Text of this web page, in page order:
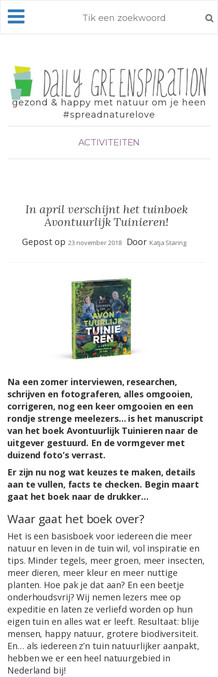
gezond & happy met natuur om je heen
#spreadnaturelove
ACTIVITEITEN
In april verschijnt het tuinboek
Avontuurlijk Tuinieren!
Gepost op23 november 2018 Door Katja Staring
Na een zomer interviewen, researchen,
schrijven en fotograferen, alles omgooien,
corrigeren, nog een keer omgooien en een
rondje strenge meelezers… is het manuscript
van het boek Avontuurlijk Tuinieren naar de
uitgever gestuurd. En de vormgever met
duizend foto’s verrast.
Er zijn nu nog wat keuzes te maken, details
aan te vullen, facts te checken. Begin maart
gaat het boek naar de drukker…
Waar gaat het boek over?
Het is een basisboek voor iedereen die meer
natuur en leven in de tuin wil, vol inspiratie en
tips. Minder tegels, meer groen, meer insecten,
meer dieren, meer kleur en meer nuttige
planten. Hoe pak je dat aan? En een beetje
onderhoudsvrij? Wij nemen lezers mee op
expeditie en laten ze verliefd worden op hun
eigen tuin en alles wat er leeft. Resultaat: blije
mensen, happy natuur, grotere biodiversiteit.
En… als iedereen z’n tuin natuurlijker aanpakt,
hebben we er een heel natuurgebied in
Nederland bij!